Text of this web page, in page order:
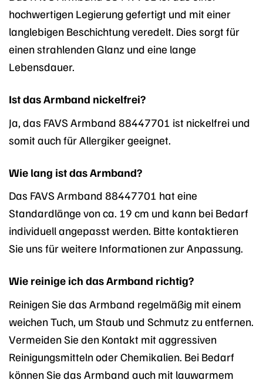
hochwertigen Legierung gefertigt und mit einer
langlebigen Beschichtung veredelt. Dies sorgt für
einen strahlenden Glanz und eine lange
Lebensdauer.
Ist das Armband nickelfrei?
Ja, das FAVS Armband 88447701 ist nickelfrei und
somit auch für Allergiker geeignet.
Wie lang ist das Armband?
Das FAVS Armband 88447701 hat eine
Standardlänge von ca. 19 cm und kann bei Bedarf
individuell angepasst werden. Bitte kontaktieren
Sie uns für weitere Informationen zur Anpassung.
Wie reinige ich das Armband richtig?
Reinigen Sie das Armband regelmäßig mit einem
weichen Tuch, um Staub und Schmutz zu entfernen.
Vermeiden Sie den Kontakt mit aggressiven
Reinigungsmitteln oder Chemikalien. Bei Bedarf
können Sie das Armband auch mit lauwarmem